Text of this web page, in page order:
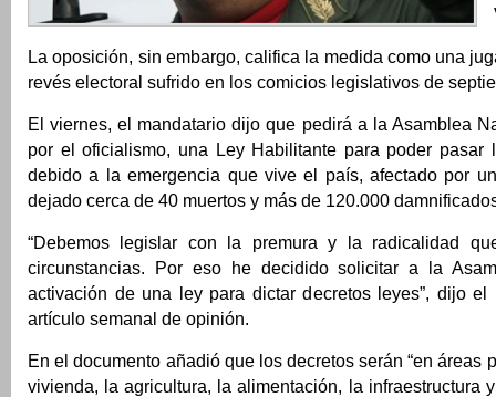
La oposición, sin embargo, califica la medida como una
revés electoral sufrido en los comicios legislativos de
El viernes, el mandatario dijo que pedirá a la Asamblea
por el oficialismo, una Ley Habilitante para poder pasar
debido a la emergencia que vive el país, afectado por
dejado cerca de 40 muertos y más de 120.000
“Debemos legislar con la premura y la radicalidad
circunstancias. Por eso he decidido solicitar a la
activación de una ley para dictar decretos leyes”, dijo el
artículo semanal de opinión.
En el documento añadió que los decretos serán “en áreas
vivienda, la agricultura, la alimentación, la infraestructura